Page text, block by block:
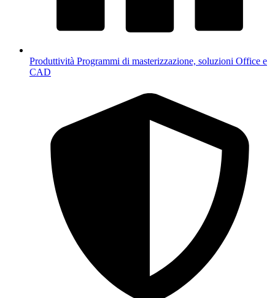
Produttività Programmi di masterizzazione, soluzioni Office e
CAD